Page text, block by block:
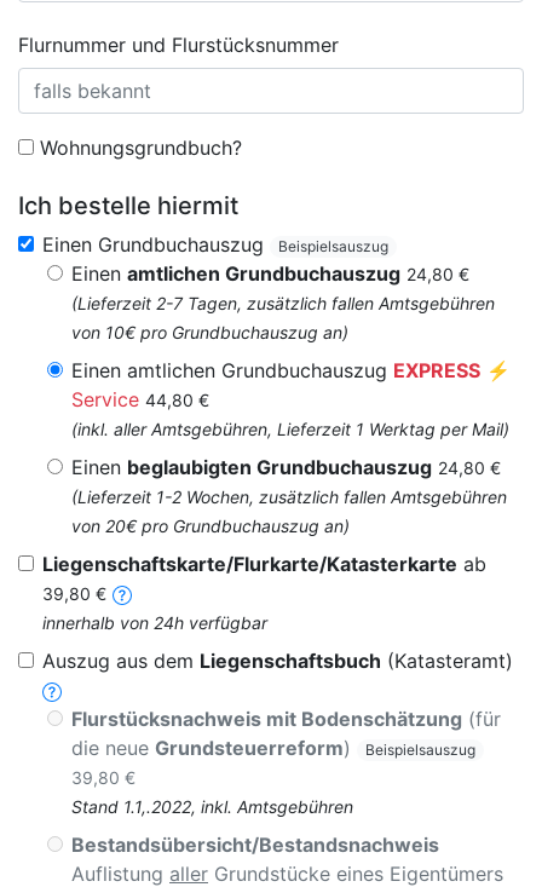
Flurnummer und Flurstücksnummer
Wohnungsgrundbuch?
Ich bestelle hiermit
Einen Grundbuchauszug Beispielsauszug
Einen amtlichen Grundbuchauszug 24,80 €
(Lieferzeit 2-7 Tagen, zusätzlich fallen Amtsgebühren
von 10€ pro Grundbuchauszug an)
Einen amtlichen Grundbuchauszug EXPRESS ⚡
Service 44,80 €
(inkl. aller Amtsgebühren, Lieferzeit 1 Werktag per Mail)
Einen beglaubigten Grundbuchauszug 24,80 €
(Lieferzeit 1-2 Wochen, zusätzlich fallen Amtsgebühren
von 20€ pro Grundbuchauszug an)
Liegenschaftskarte/Flurkarte/Katasterkarte ab
39,80 €
innerhalb von 24h verfügbar
Auszug aus dem Liegenschaftsbuch (Katasteramt)
Flurstücksnachweis mit Bodenschätzung (für
die neue Grundsteuerreform) Beispielsauszug
39,80 €
Stand 1.1,.2022, inkl. Amtsgebühren
Bestandsübersicht/Bestandsnachweis
Auflistung aller Grundstücke eines Eigentümers